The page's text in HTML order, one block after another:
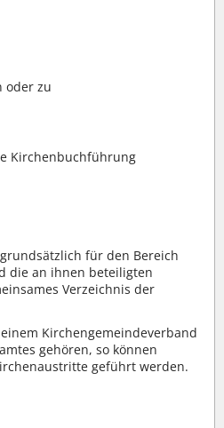
oder zu
Kirchenbuchführung
für den Bereich
die an ihnen beteiligten
Verzeichnis der
Kirchengemeindeverband
gehören, so können
geführt werden.